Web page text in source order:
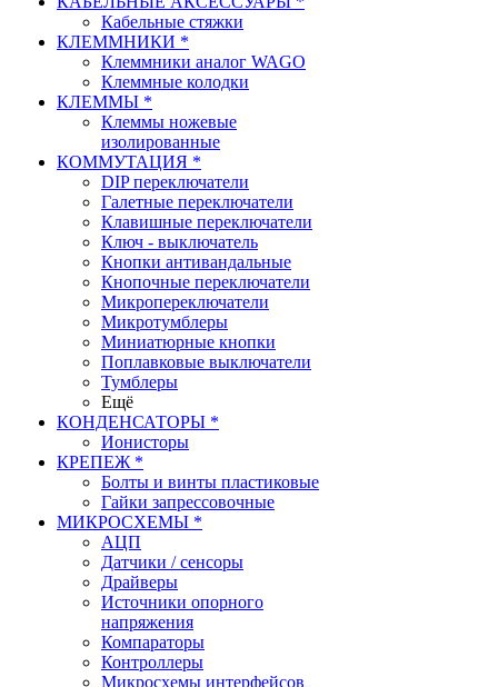
Кабельные стяжки
КЛЕММНИКИ *
Клеммники аналог WAGO
Клеммные колодки
КЛЕММЫ *
Клеммы ножевые
изолированные
КОММУТАЦИЯ *
DIP переключатели
Галетные переключатели
Клавишные переключатели
Ключ - выключатель
Кнопки антивандальные
Кнопочные переключатели
Микропереключатели
Микротумблеры
Миниатюрные кнопки
Поплавковые выключатели
Тумблеры
Ещё
КОНДЕНСАТОРЫ *
Ионисторы
КРЕПЕЖ *
Болты и винты пластиковые
Гайки запрессовочные
МИКРОСХЕМЫ *
АЦП
Датчики / сенсоры
Драйверы
Источники опорного
напряжения
Компараторы
Контроллеры
Микросхемы интерфейсов